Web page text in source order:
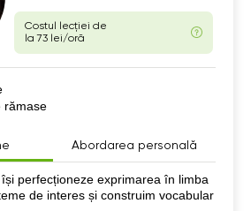
Costul lecției de
la 73 lei/oră
rămase
Abordarea personală
perfecționeze exprimarea în limba
de interes și construim vocabular